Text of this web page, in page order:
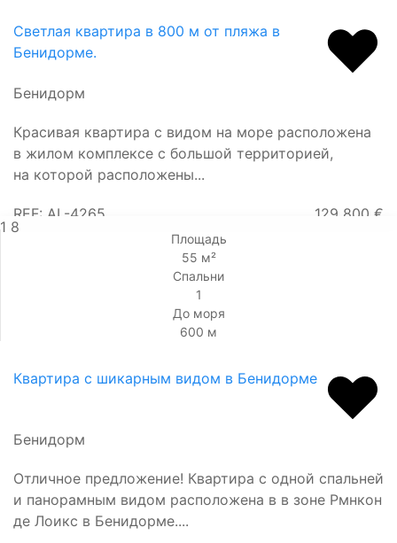
Светлая квартира в 800 м от пляжа в
Бенидорме.
Бенидорм
Красивая квартира с видом на море расположена
в жилом комплексе с большой территорией,
на которой расположены...
REF: AL-4265 129 800 €
1 8
Площадь
55 м²
Спальни
1
До моря
600 м
Квартира с шикарным видом в Бенидорме
Бенидорм
Отличное предложение! Квартира с одной спальней
и панорамным видом расположена в в зоне Рмнкон
де Лоикс в Бенидорме....